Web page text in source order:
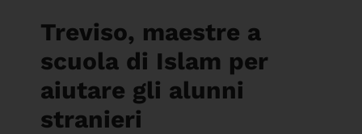
Treviso, maestre a
scuola di Islam per
aiutare gli alunni
stranieri